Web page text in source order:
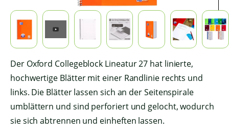
Der Oxford Collegeblock Lineatur 27 hat linierte,
hochwertige Blätter mit einer Randlinie rechts und
links. Die Blätter lassen sich an der Seitenspirale
umblättern und sind perforiert und gelocht, wodurch
sie sich abtrennen und einheften lassen.